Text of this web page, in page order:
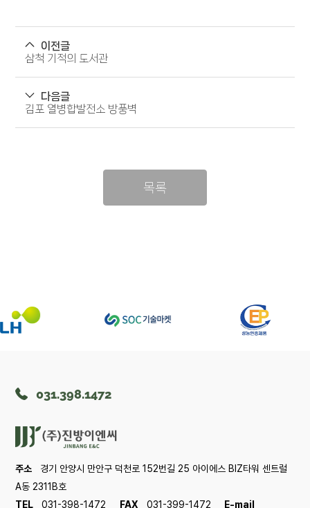
이전글
삼척 기적의 도서관
다음글
김포 열병합발전소 방풍벽
목록
주소 경기 안양시 만안구 덕천로 152번길 25 아이에스 BIZ타워 센트럴
A동 2311B호
TEL 031-398-1472 FAX 031-399-1472 E-mail
031.398.1472